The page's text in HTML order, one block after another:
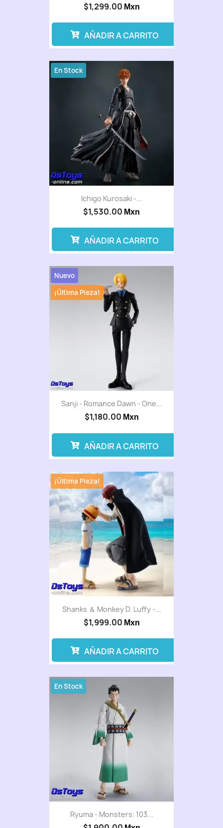
$1,299.00 Mxn
AÑADIR A CARRITO
Ichigo Kurosaki -...
$1,530.00 Mxn
En Stock
AÑADIR A CARRITO
Sanji - Romance Dawn - One...
$1,180.00 Mxn
Nuevo
¡Última Pieza!
AÑADIR A CARRITO
Shanks ＆ Monkey D. Luffy -...
$1,999.00 Mxn
¡Última Pieza!
AÑADIR A CARRITO
Ryuma - Monsters: 103...
En Stock